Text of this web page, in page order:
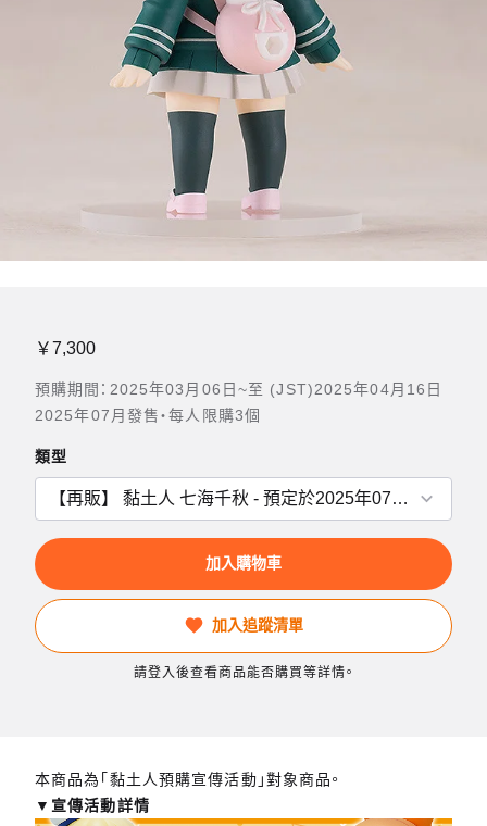
￥7,300
預購期間：2025年03月06日~至 (JST)2025年04月16日
2025年07月發售・每人限購3個
類型
加入購物車
加入追蹤清單
請登入後查看商品能否購買等詳情。
本商品為「黏土人預購宣傳活動」對象商品。
▼宣傳活動詳情